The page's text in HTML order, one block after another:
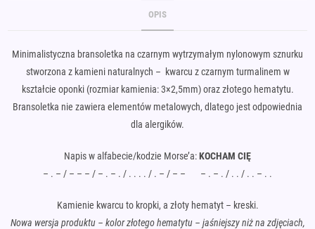
OPIS
Minimalistyczna bransoletka na czarnym wytrzymałym nylonowym sznurku
stworzona z kamieni naturalnych – kwarcu z czarnym turmalinem w
kształcie oponki (rozmiar kamienia: 3×2,5mm) oraz złotego hematytu.
Bransoletka nie zawiera elementów metalowych, dlatego jest odpowiednia
dla alergików.
Napis w alfabecie/kodzie Morse’a:KOCHAM CIĘ
– . – / – – – / – . – . / . . . . / . – / – – – . – . / . . / . . – . .
Kamienie kwarcu to kropki, a złoty hematyt – kreski.
Nowa wersja produktu – kolor złotego hematytu – jaśniejszy niż na zdjęciach,